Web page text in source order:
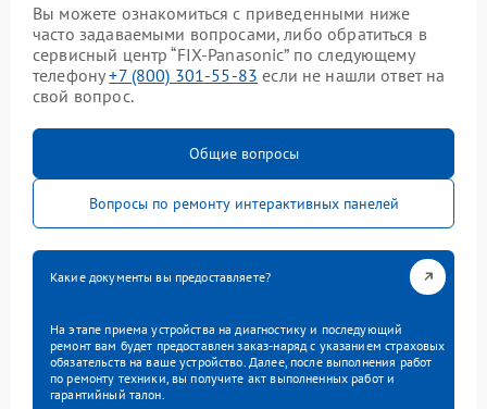
Вы можете ознакомиться с приведенными ниже
часто задаваемыми вопросами, либо обратиться в
сервисный центр “FIX-Panasonic” по следующему
телефону+7 (800) 301-55-83 если не нашли ответ на
свой вопрос.
Общие вопросы
Вопросы по ремонту интерактивных панелей
Какие документы вы предоставляете?
На этапе приема устройства на диагностику и последующий
ремонт вам будет предоставлен заказ-наряд с указанием страховых
обязательств на ваше устройство. Далее, после выполнения работ
по ремонту техники, вы получите акт выполненных работ и
гарантийный талон.